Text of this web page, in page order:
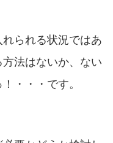
られる状況ではあ
法はないか、ない
・・・です。